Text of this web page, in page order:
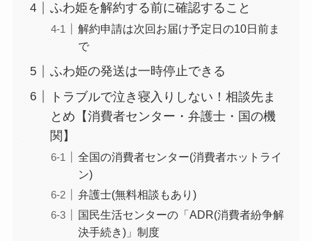
なぜ解約できない？
電話以外に手続きす
め！電話が繋がらな
い時の裏ワザ
解約できない？バロ
する方法を完全攻略
ふわ姫を解約する前に確認すること
解約申請は次回お届け予定日の10日前ま
で
ふわ姫の発送は一時停止できる
トラブルで泣き寝入りしない！相談先ま
とめ【消費者センター・弁護士・国の機
関】
全国の消費者センター(消費者ホットライ
ン)
弁護士(無料相談もあり)
国民生活センターの「ADR(消費者紛争解
決手続き)」制度